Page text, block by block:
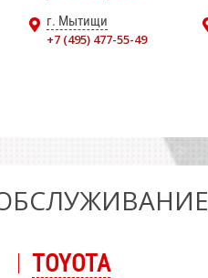
г. Мытищи
+7 (495) 477-55-49
TOYOTA